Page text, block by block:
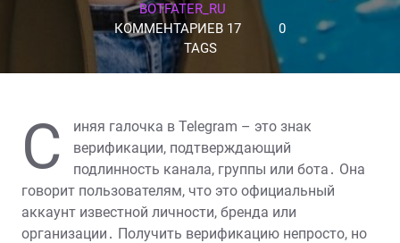
BOTFATER_RU
КОММЕНТАРИЕВ 17
0
TAGS
С
иняя галочка в Telegram – это знак
верификации, подтверждающий
подлинность канала, группы или бота․ Она
говорит пользователям, что это официальный
аккаунт известной личности, бренда или
организации․ Получить верификацию непросто, но